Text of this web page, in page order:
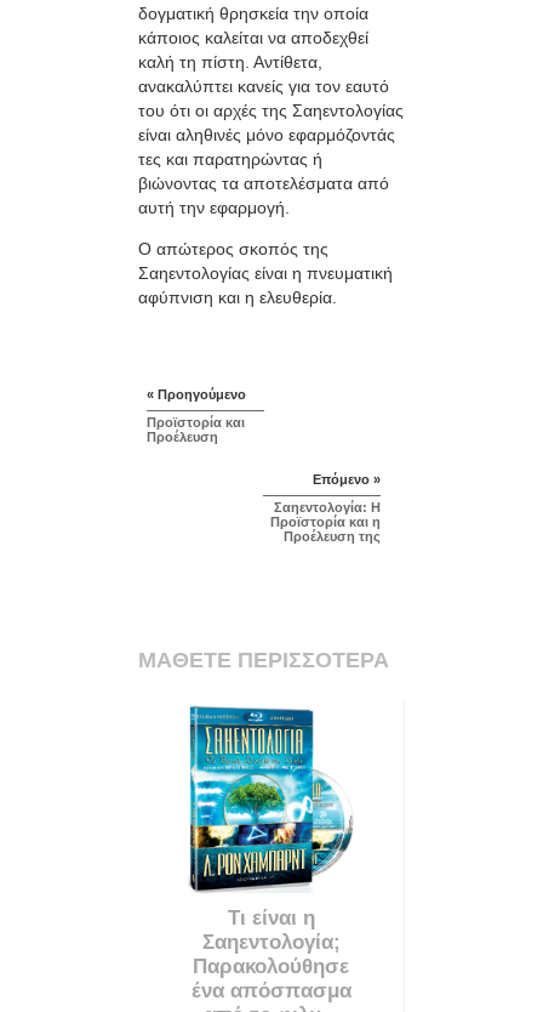
δογματική θρησκεία την οποία
κάποιος καλείται να αποδεχθεί
καλή τη πίστη. Αντίθετα,
ανακαλύπτει κανείς για τον εαυτό
του ότι οι αρχές της Σαηεντολογίας
είναι αληθινές μόνο εφαρμόζοντάς
τες και παρατηρώντας ή
βιώνοντας τα αποτελέσματα από
αυτή την εφαρμογή.
Ο απώτερος σκοπός της
Σαηεντολογίας είναι η πνευματική
αφύπνιση και η ελευθερία.
« Προηγούμενο
Προϊστορία και
Προέλευση
Επόμενο »
Σαηεντολογία: Η
Προϊστορία και η
Προέλευση της
ΜΑΘΕΤΕ ΠΕΡΙΣΣΟΤΕΡΑ
Τι είναι η
Σαηεντολογία;
Παρακολούθησε
ένα απόσπασμα